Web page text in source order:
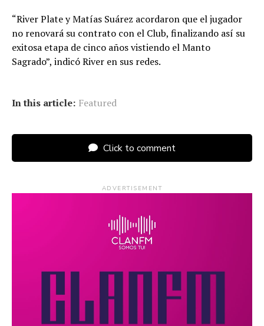
“River Plate y Matías Suárez acordaron que el jugador
no renovará su contrato con el Club, finalizando así su
exitosa etapa de cinco años vistiendo el Manto
Sagrado”, indicó River en sus redes.
In this article: Featured
Click to comment
ADVERTISEMENT